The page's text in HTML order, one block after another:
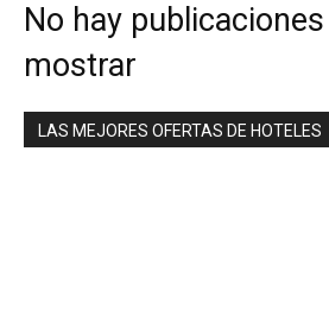
No hay
mostrar
LAS MEJORES OFERTAS DE HOTELES